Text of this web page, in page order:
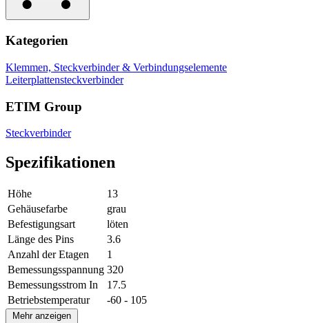
Kategorien
Klemmen, Steckverbinder & Verbindungselemente
Leiterplattensteckverbinder
ETIM Group
Steckverbinder
Spezifikationen
Höhe
13
Gehäusefarbe
grau
Befestigungsart
löten
Länge des Pins
3.6
Anzahl der Etagen
1
Bemessungsspannung 320
Bemessungsstrom In
17.5
Betriebstemperatur
-60 - 105
Mehr anzeigen